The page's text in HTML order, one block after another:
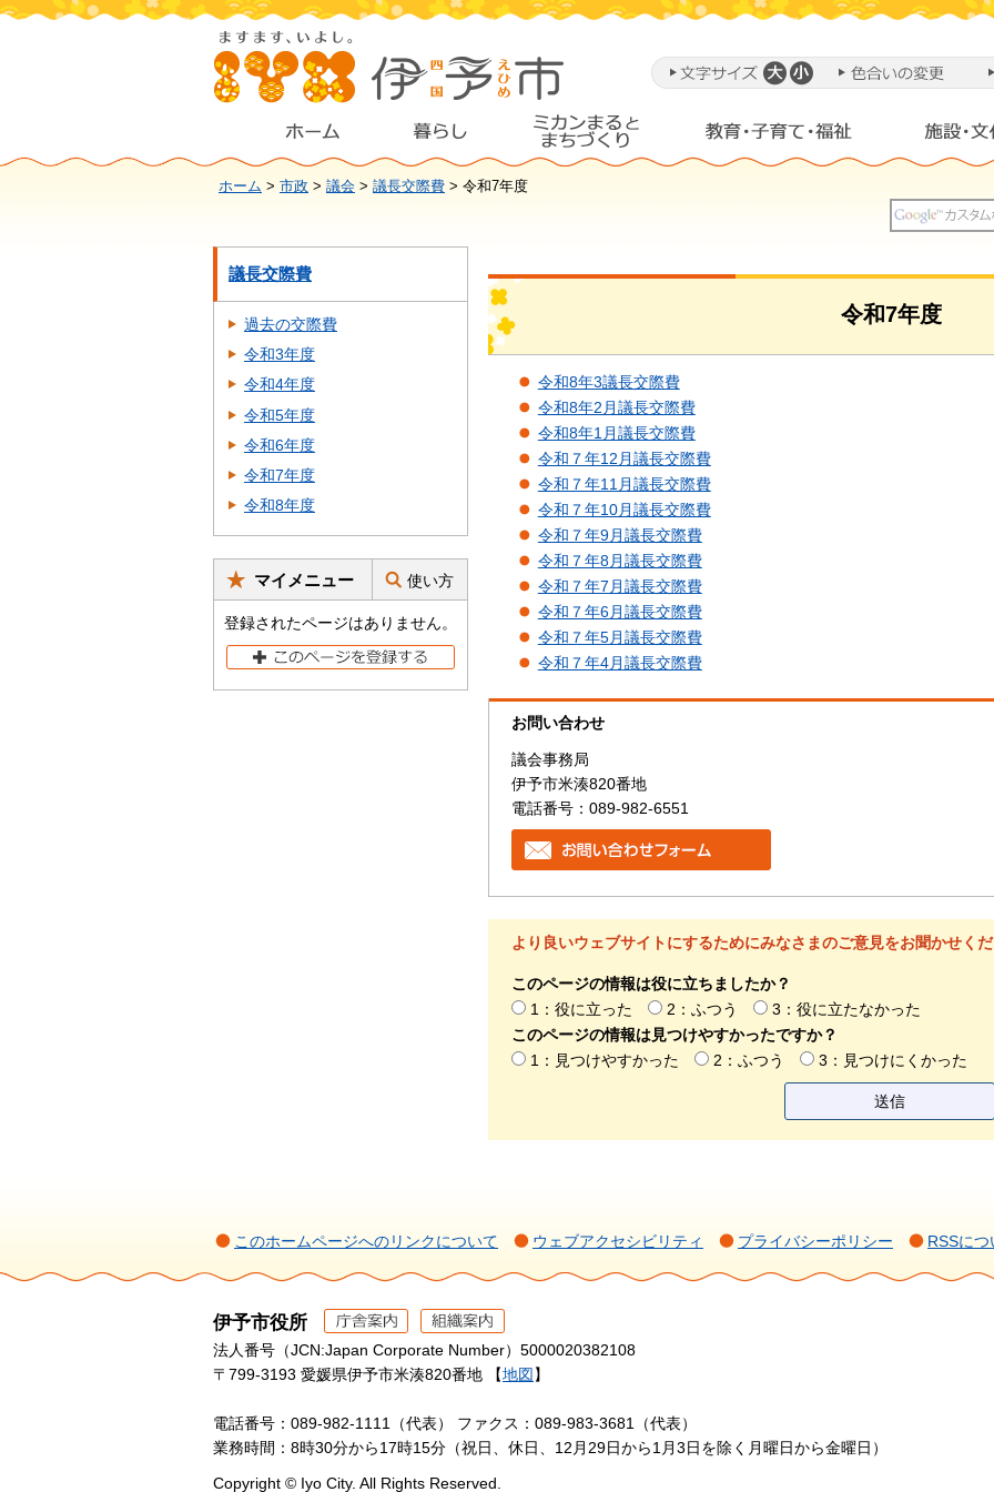
ホーム > 市政 > 議会 > 議長交際費 > 令和7年度
議長交際費
過去の交際費
令和3年度
令和4年度
令和5年度
令和6年度
令和7年度
令和8年度
マイメニュー 使い方
登録されたページはありません。
令和7年度
令和8年3議長交際費
令和8年2月議長交際費
令和8年1月議長交際費
令和７年12月議長交際費
令和７年11月議長交際費
令和７年10月議長交際費
令和７年9月議長交際費
令和７年8月議長交際費
令和７年7月議長交際費
令和７年6月議長交際費
令和７年5月議長交際費
令和７年4月議長交際費
お問い合わせ
議会事務局
伊予市米湊820番地
電話番号：089-982-6551
より良いウェブサイトにするためにみなさまのご意見をお聞かせく
このページの情報は役に立ちましたか？
1：役に立った
2：ふつう
3：役に立たなかった
このページの情報は見つけやすかったですか？
1：見つけやすかった
2：ふつう 3：見つけにくかった
このホームページへのリンクについて ウェブアクセシビリティ プライバシーポリシー RSSにつ
伊予市役所
法人番号（JCN:Japan Corporate Number）5000020382108
〒799-3193 愛媛県伊予市米湊820番地 【地図 】
電話番号：089-982-1111（代表）
ファクス：089-983-3681（代表）
業務時間：8時30分から17時15分（祝日、休日、12月29日から1月3日を除く月曜日から金曜日）
Copyright © Iyo City. All Rights Reserved.